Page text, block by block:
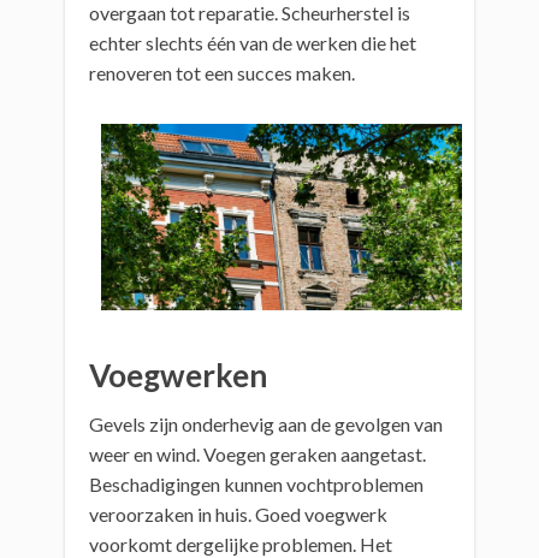
overgaan tot reparatie. Scheurherstel is
echter slechts één van de werken die het
renoveren tot een succes maken.
Voegwerken
Gevels zijn onderhevig aan de gevolgen van
weer en wind. Voegen geraken aangetast.
Beschadigingen kunnen vochtproblemen
veroorzaken in huis. Goed voegwerk
voorkomt dergelijke problemen. Het